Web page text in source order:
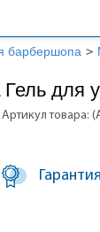
барбершопа >
для
Артикул товара: